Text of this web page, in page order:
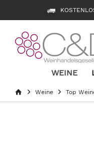
WEINE
Weine Top